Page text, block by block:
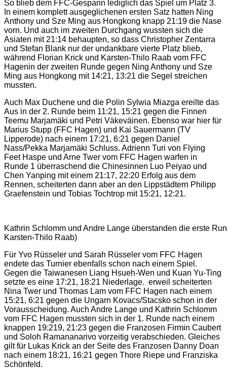
So blieb dem FFC-Gespann lediglich das Spiel um Platz 3.
In einem komplett ausgeglichenen ersten Satz hatten Ning
Anthony und Sze Ming aus Hongkong knapp 21:19 die Nase
vorn. Und auch im zweiten Durchgang wussten sich die
Asiaten mit 21:14 behaupten, so dass Christopher Zentarra
und Stefan Blank nur der undankbare vierte Platz blieb,
während Florian Krick und Karsten-Thilo Raab vom FFC
Hagenin der zweiten Runde gegen Ning Anthony und Sze
Ming aus Hongkong mit 14:21, 13:21 die Segel streichen
mussten.
Auch Max Duchene und die Polin Sylwia Miazga ereilte das
Aus in der 2. Runde beim 11:21, 15:21 gegen die Finnen
Teemu Marjamäki und Petri Väkeväinen. Ebenso war hier für
Marius Stupp (FFC Hagen) und Kai Sauermann (TV
Lipperode) nach einem 17:21, 6:21 gegen Daniel
Nass/Pekka Marjamäki Schluss. Adrienn Turi von Flying
Feet Haspe und Arne Twer vom FFC Hagen warfen in
Runde 1 überraschend die Chinesinnen Luo Peiyao und
Chen Yanping mit einem 21:17, 22:20 Erfolg aus dem
Rennen, scheiterten dann aber an den Lippstädtern Philipp
Graefenstein und Tobias Tochtrop mit 15:21, 12:21.
Kathrin Schlomm und Andre Lange überstanden die erste
Karsten-Thilo Raab)
Für Yvo Rüsseler und Sarah Rüsseler vom FFC Hagen
endete das Turnier ebenfalls schon nach einem Spiel.
Gegen die Taiwanesen Liang Hsueh-Wen und Kuan Yu-Ting
setzte es eine 17:21, 18:21 Niederlage. erweil scheiterten
Nina Twer und Thomas Lam vom FFC Hagen nach einem
15:21, 6:21 gegen die Ungarn Kovacs/Stacsko schon in der
Vorausscheidung. Auch Andre Lange und Kathrin Schlomm
vom FFC Hagen mussten sich in der 1. Runde nach einem
knappen 19:219, 21:23 gegen die Franzosen Firmin Caubert
und Soloh Ramananarivo vorzeitig verabschieden. Gleiches
gilt für Lukas Krick an der Seite des Franzosen Danny Doan
nach einem 18:21, 16:21 gegen Thore Riepe und Franziska
Schönfeld.